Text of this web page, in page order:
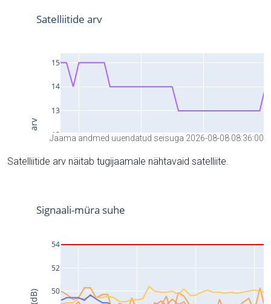
Jaama andmed uuendatud seisuga 2026-08-08 08:36:00
Satelliitide arv näitab tugijaamale nähtavaid satelliite.